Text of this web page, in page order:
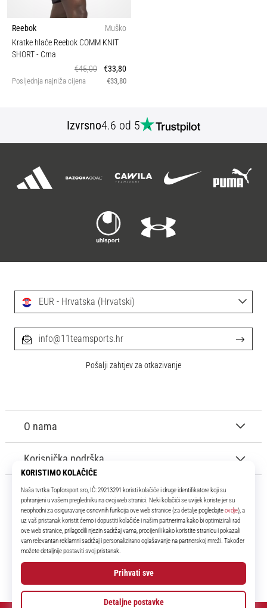
Reebok
Muško
Kratke hlače Reebok COMM KNIT
SHORT- Crna
€45,00
€33,80
Posljednja najniža cijena €33,80
Izvrsno4.6 od 5
11teamsports.hr
Tvoj smo pouzdani suigrač već više od 16 godina! Cijelo to vrijeme
donosimo ti najbolje i najnovije proizvode iz svijeta nogometa.
Facebook
Instagram
O nama
Korisnička podrška
EUR - Hrvatska (Hrvatski)
info@11teamsports.hr
Pošalji zahtjev za otkazivanje